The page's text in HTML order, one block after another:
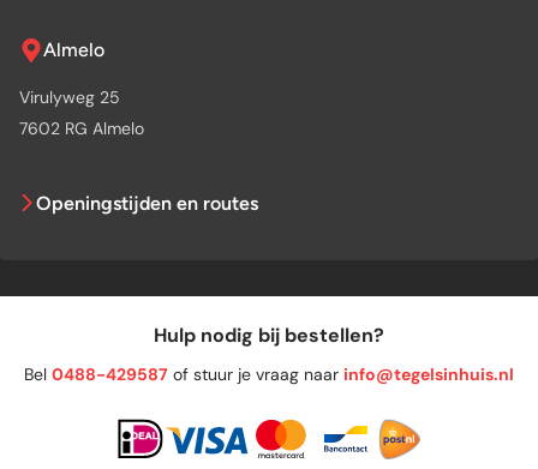
Almelo
Virulyweg 25
7602 RG Almelo
Openingstijden en routes
Hulp nodig bij bestellen?
Bel 0488-429587 of stuur je vraag naar info@tegelsinhuis.nl